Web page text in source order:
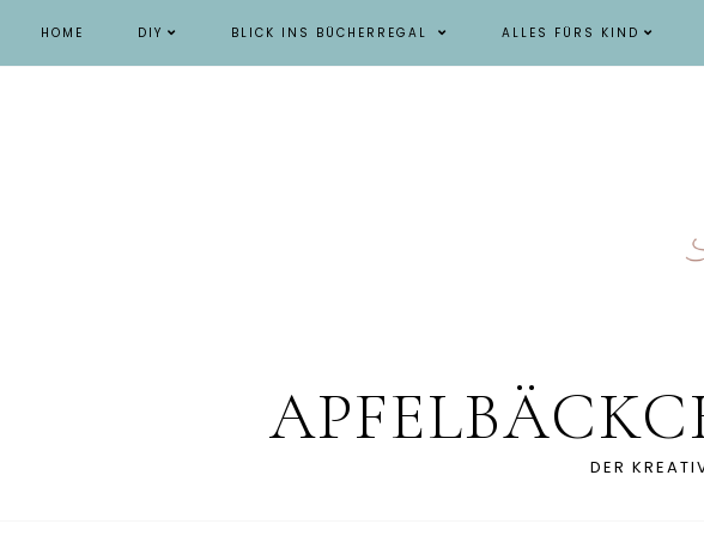
HOME DIY BLICK INS BÜCHERREGAL ALLES FÜRS KIND
DER